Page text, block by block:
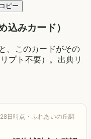
ピー
みカード）
、このカードがその
プト不要）。出典リ
日時点・ふれあいの丘調